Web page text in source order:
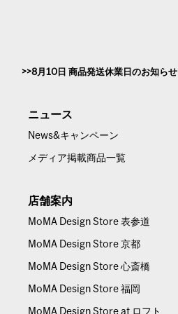
8月10日 商品発送休業日のお知らせ
ニュース
News&キャンペーン
メディア掲載商品一覧
店舗案内
MoMA Design Store 表参道
MoMA Design Store 京都
MoMA Design Store 心斎橋
MoMA Design Store 福岡
MoMA Design Store at ロフト